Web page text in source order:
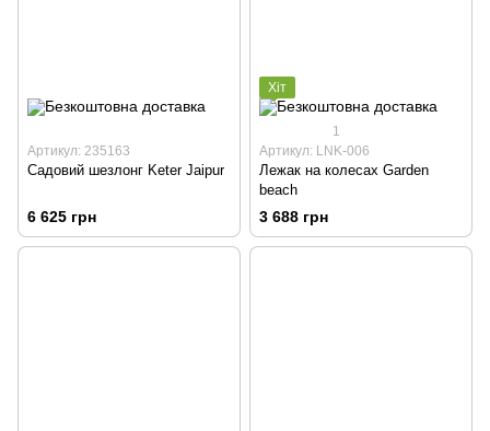
Артикул: 235163
Садовий шезлонг Keter Jaipur
6 625 грн
Хіт
1
Артикул: LNK-006
Лежак на колесах Garden
beach
3 688 грн